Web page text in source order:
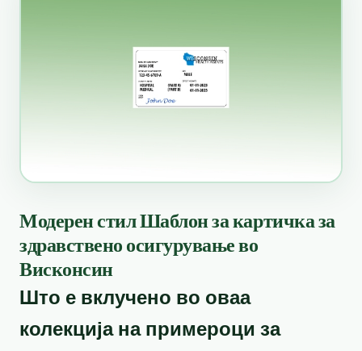
Модерен стил Шаблон за картичка за
здравствено осигурување во
Висконсин
Што е вклучено во оваа
колекција на примероци за